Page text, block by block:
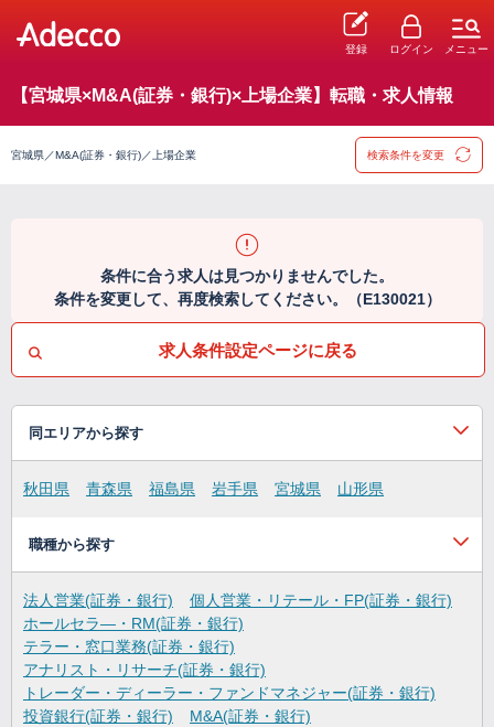
登録 ログイン メニュー
【宮城県×M&A(証券・銀行)×上場企業】転職・求人情報
宮城県／M&A(証券・銀行)／上場企業 検索条件を変更
条件に合う求人は見つかりませんでした。
条件を変更して、再度検索してください。（E130021）
求人条件設定ページに戻る
同エリアから探す
秋田県 青森県 福島県 岩手県 宮城県 山形県
職種から探す
法人営業(証券・銀行)
個人営業・リテール・FP(証券・銀行)
ホールセラ―・RM(証券・銀行)
テラー・窓口業務(証券・銀行)
アナリスト・リサーチ(証券・銀行)
トレーダー・ディーラー・ファンドマネジャー(証券・銀行)
投資銀行(証券・銀行)
M&A(証券・銀行)